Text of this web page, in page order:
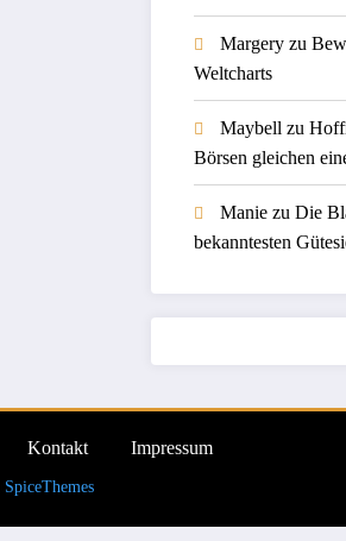
Margeryzu
Weltcharts
Maybell zu
Börsen gleichen
Maniezu Die
bekanntesten
Kontakt Impressum
SpiceThemes